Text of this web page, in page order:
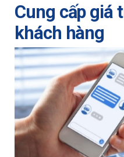
Cung cấp giá
khách hàng